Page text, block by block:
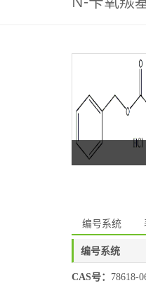
编号系统
编号系统
CAS号： 78618-